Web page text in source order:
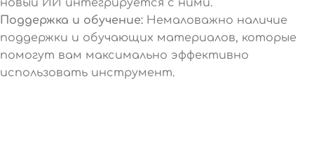
новый ИИ интегрируется с ними.
Поддержка и обучение: Немаловажно наличие
поддержки и обучающих материалов, которые
помогут вам максимально эффективно
использовать инструмент.